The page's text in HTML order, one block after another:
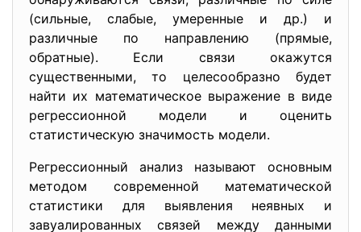
(сильные, слабые, умеренные и др.) и
различные по направлению (прямые,
обратные). Если связи окажутся
существенными, то целесообразно будет
найти их математическое выражение в виде
регрессионной модели и оценить
статистическую значимость модели.
Регрессионный анализ называют основным
методом современной математической
статистики для выявления неявных и
завуалированных связей между данными